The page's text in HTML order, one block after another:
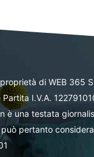
di WEB 365
Partita I.V.A.
è una testata
pertanto